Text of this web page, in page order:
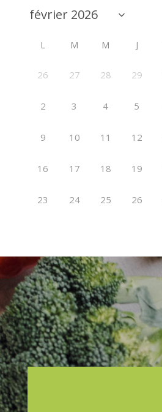
L M M J
26 27 28 29
2 3 4 5
9 10 11 12
16 17 18 19
23 24 25 26